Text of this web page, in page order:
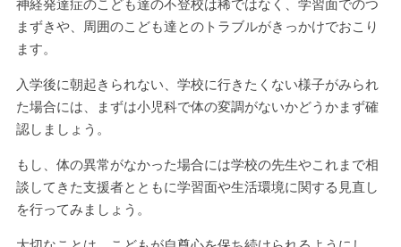
神経発達症のこども達の不登校は稀ではなく、学習面でのつ
まずきや、周囲のこども達とのトラブルがきっかけでおこり
ます。
入学後に朝起きられない、学校に行きたくない様子がみられ
た場合には、まずは小児科で体の変調がないかどうかまず確
認しましょう。
もし、体の異常がなかった場合には学校の先生やこれまで相
談してきた支援者とともに学習面や生活環境に関する見直し
を行ってみましょう。